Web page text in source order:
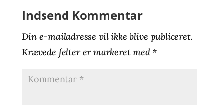
Indsend Kommentar
Din e-mailadresse vil ikke blive publiceret.
Krævede felter er markeret med *